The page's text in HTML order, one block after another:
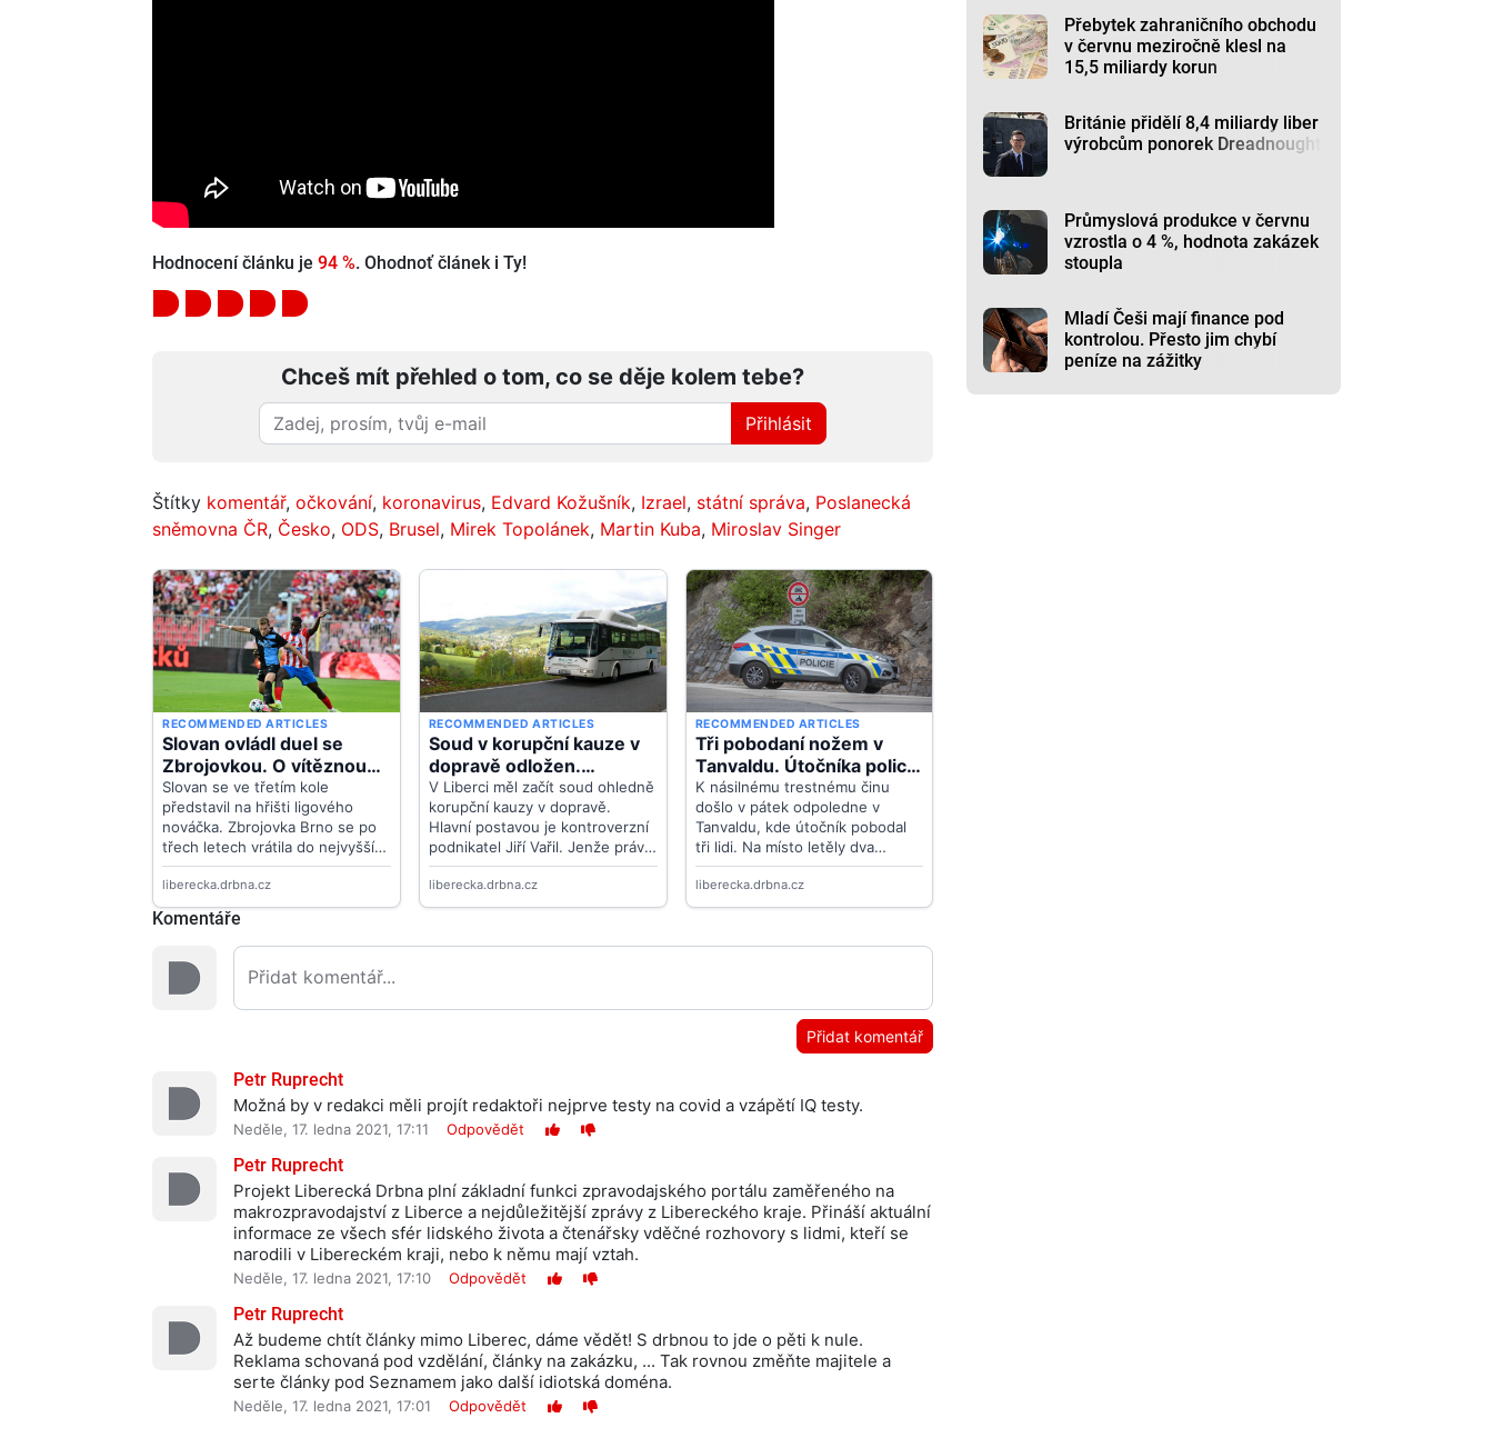
Hodnocení článku je 94 %. Ohodnoť článek i Ty!
Chceš mít přehled o tom, co se děje kolem tebe?
Přihlásit
Štítky komentář, očkování, koronavirus, Edvard Kožušník, Izrael, státní správa, Poslanecká
sněmovna ČR, Česko, ODS, Brusel, Mirek Topolánek, Martin Kuba, Miroslav Singer
Komentáře
Přidat komentář
Petr Ruprecht
Možná by v redakci měli projít redaktoři nejprve testy na covid a vzápětí IQ testy.
Neděle, 17. ledna 2021, 17:11 Odpovědět
Petr Ruprecht
Projekt Liberecká Drbna plní základní funkci zpravodajského portálu zaměřeného na
makrozpravodajství z Liberce a nejdůležitější zprávy z Libereckého kraje. Přináší aktuální
informace ze všech sfér lidského života a čtenářsky vděčné rozhovory s lidmi, kteří se
narodili v Libereckém kraji, nebo k němu mají vztah.
Neděle, 17. ledna 2021, 17:10 Odpovědět
Petr Ruprecht
Až budeme chtít články mimo Liberec, dáme vědět! S drbnou to jde o pěti k nule.
Reklama schovaná pod vzdělání, články na zakázku, ... Tak rovnou změňte majitele a
serte články pod Seznamem jako další idiotská doména.
Neděle, 17. ledna 2021, 17:01 Odpovědět
Přebytek zahraničního obchodu
v červnu meziročně klesl na
15,5 miliardy korun
Británie přidělí 8,4 miliardy liber
výrobcům ponorek Dreadnought
Průmyslová produkce v červnu
vzrostla o 4 %, hodnota zakázek
stoupla
Mladí Češi mají finance pod
kontrolou. Přesto jim chybí
peníze na zážitky